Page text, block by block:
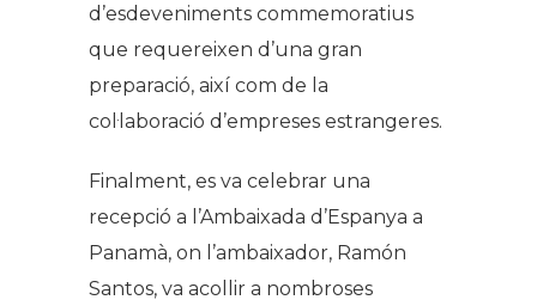
d’esdeveniments commemoratius
que requereixen d’una gran
preparació, així com de la
col·laboració d’empreses estrangeres.
Finalment, es va celebrar una
recepció a l’Ambaixada d’Espanya a
Panamà, on l’ambaixador, Ramón
Santos, va acollir a nombroses